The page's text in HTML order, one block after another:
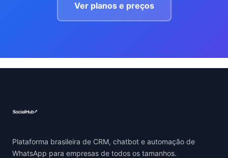
Ver planos e preços
Plataforma brasileira de CRM, chatbot e automação de
WhatsApp para empresas de todos os tamanhos.